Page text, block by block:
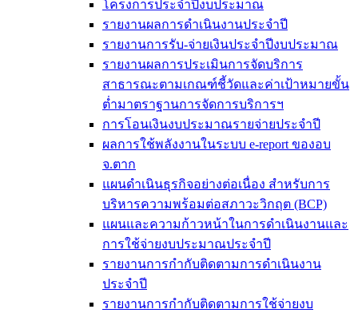
โครงการประจำปีงบประมาณ
รายงานผลการดำเนินงานประจำปี
รายงานการรับ-จ่ายเงินประจำปีงบประมาณ
รายงานผลการประเมินการจัดบริการ
สาธารณะตามเกณฑ์ชี้วัดและค่าเป้าหมายขั้น
ต่ำมาตราฐานการจัดการบริการฯ
การโอนเงินงบประมาณรายจ่ายประจำปี
ผลการใช้พลังงานในระบบ e-report ของอบ
จ.ตาก
แผนดำเนินธุรกิจอย่างต่อเนื่อง สำหรับการ
บริหารความพร้อมต่อสภาวะวิกฤต (BCP)
แผนและความก้าวหน้าในการดำเนินงานและ
การใช้จ่ายงบประมาณประจำปี
รายงานการกำกับติดตามการดำเนินงาน
ประจำปี
รายงานการกำกับติดตามการใช้จ่ายงบ